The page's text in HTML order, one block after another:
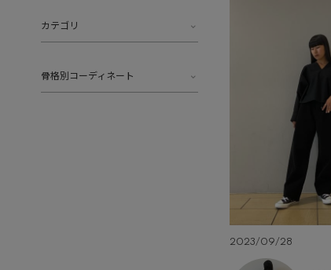
カテゴリ
骨格別コーディネート
2023/09/28